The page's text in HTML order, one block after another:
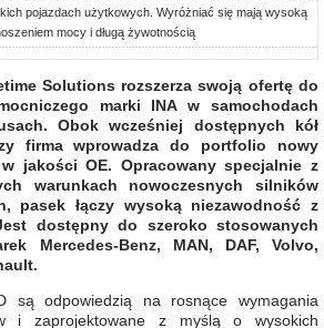
pojazdach użytkowych. Wyróżniać się mają wysoką
mocy i długą żywotnością
Solutions rozszerza swoją ofertę do
marki INA w samochodach
Obok wcześniej dostępnych kół
firma wprowadza do portfolio nowy
jakości OE. Opracowany specjalnie z
warunkach nowoczesnych silników
pasek łączy wysoką niezawodność z
dostępny do szeroko stosowanych
Mercedes-Benz, MAN, DAF, Volvo,
są odpowiedzią na rosnące wymagania
i zaprojektowane z myślą o wysokich